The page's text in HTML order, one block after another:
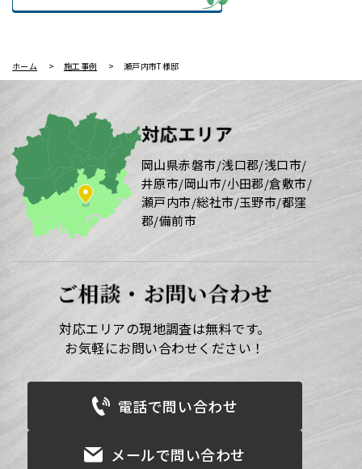
ホーム 施工事例 瀬戸内市T様邸
対応エリア
岡山県赤磐市/浅口郡/浅口市/
井原市/岡山市/小田郡/倉敷市/
瀬戸内市/総社市/玉野市/都窪
郡/備前市
ご相談・お問い合わせ
対応エリアの現地調査は無料です。
お気軽にお問い合わせください！
電話で問い合わせ
メールで問い合わせ